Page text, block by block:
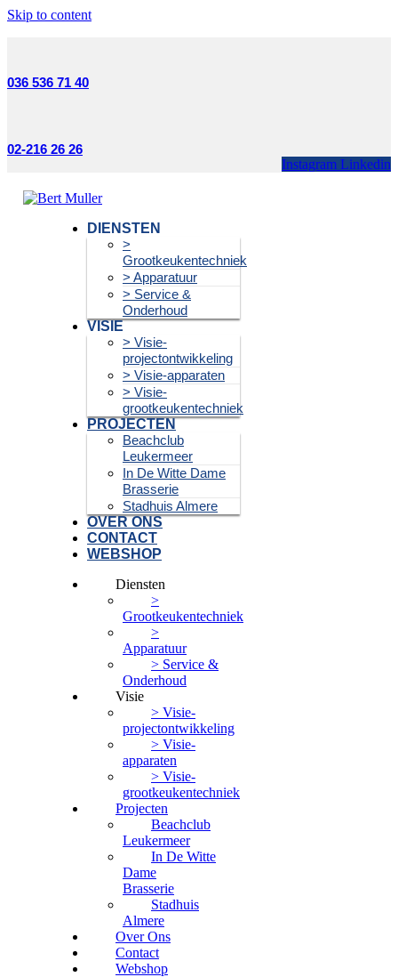
Skip to content
036 536 71 40
02-216 26 26
Instagram Linkedin
DIENSTEN
>
Grootkeukentechniek
> Apparatuur
> Service &
Onderhoud
VISIE
> Visie-
projectontwikkeling
> Visie-apparaten
> Visie-
grootkeukentechniek
PROJECTEN
Beachclub
Leukermeer
In De Witte Dame
Brasserie
Stadhuis Almere
OVER ONS
CONTACT
WEBSHOP
Diensten
>
Grootkeukentechniek
>
Apparatuur
> Service &
Onderhoud
Visie
> Visie-
projectontwikkeling
> Visie-
apparaten
> Visie-
grootkeukentechniek
Projecten
Beachclub
Leukermeer
In De Witte
Dame
Brasserie
Stadhuis
Almere
Over Ons
Contact
Webshop